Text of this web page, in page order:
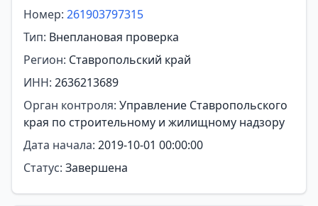
Номер: 261903797315
Тип: Внеплановая проверка
Регион: Ставропольский край
ИНН: 2636213689
Орган контроля: Управление Ставропольского
края по строительному и жилищному надзору
Дата начала: 2019-10-01 00:00:00
Статус: Завершена